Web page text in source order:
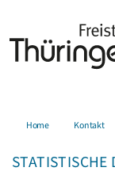
Home Kontakt
STATISTISCHE